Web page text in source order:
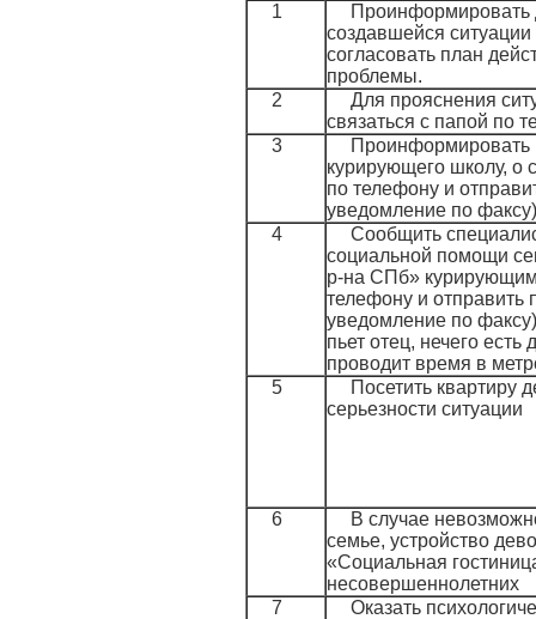
1
Проинформировать
создавшейся
согласовать план
проблемы.
2
Для прояснения
связаться с папой по
3
Проинформировать
курирующего школу, о
по телефону и
уведомление по факсу)
4
Сообщить
социальной помощи
р-на СПб»
телефону и отправить
уведомление по
пьет отец, нечего
проводит время в
5
Посетить квартиру
серьезности ситуации
6
В случае
семье, устройство
«Социальная
несовершеннолетних
7
Оказать